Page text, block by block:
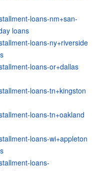
loans-nm+san-
loans
loans-ny+riverside
loans-or+dallas
loans-tn+kingston
loans-tn+oakland
loans-wi+appleton
loans-